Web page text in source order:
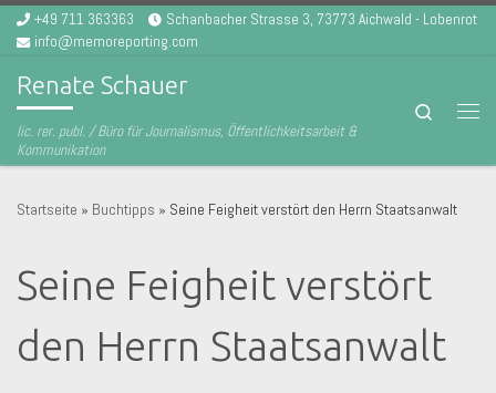
Zum Inhalt springen
+49 711 363363
Schanbacher Strasse 3, 73773 Aichwald - Lobenrot
info@memoreporting.com
Renate Schauer
lic. rer. publ. / Büro für Journalismus, Öffentlichkeitsarbeit &
Kommunikation
Search
Startseite » Buchtipps » Seine Feigheit verstört den Herrn Staatsanwalt
Seine Feigheit verstört
den Herrn Staatsanwalt